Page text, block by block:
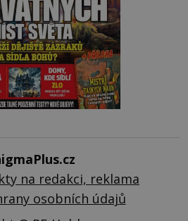
na redakci, reklama
osobních údajů